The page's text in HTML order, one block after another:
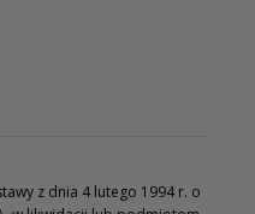
z dnia 4 lutego 1994 r. o